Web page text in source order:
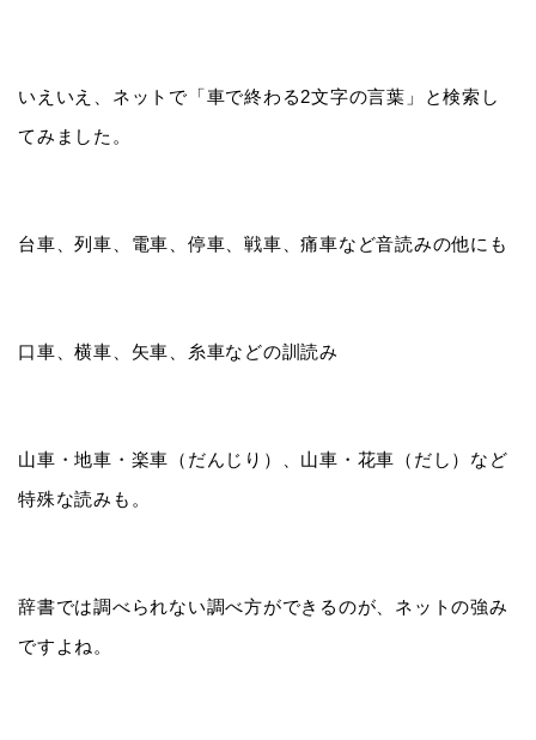
いえいえ、ネットで「車で終わる2文字の言葉」と検索し
てみました。
台車、列車、電車、停車、戦車、痛車など音読みの他にも
口車、横車、矢車、糸車などの訓読み
山車・地車・楽車（だんじり）、山車・花車（だし）など
特殊な読みも。
辞書では調べられない調べ方ができるのが、ネットの強み
ですよね。